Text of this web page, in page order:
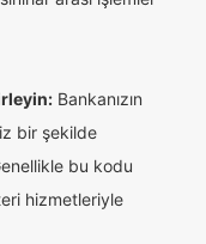
Bankanızın
bir şekilde
bu kodu
hizmetleriyle